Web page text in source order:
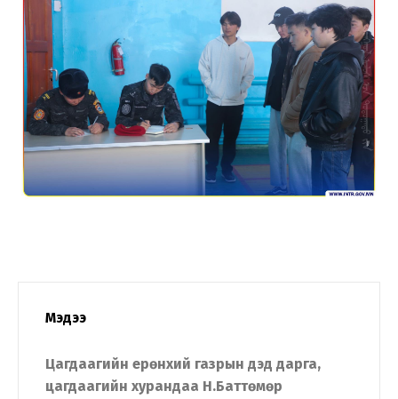
Мэдээ
Цагдаагийн ерөнхий газрын дэд дарга,
цагдаагийн хурандаа Н.Баттөмөр